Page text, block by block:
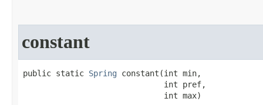
constant
public static Spring constant​(int min,
                              int pref,
                              int max)